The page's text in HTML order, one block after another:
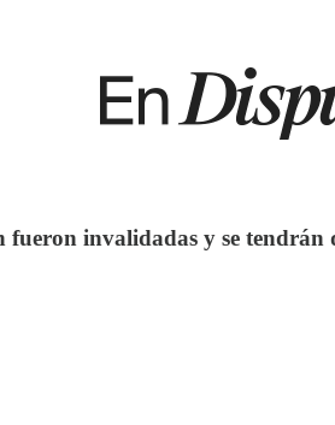
fueron invalidadas y se